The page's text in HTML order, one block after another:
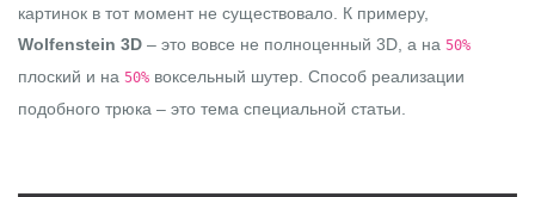
картинок в тот момент не существовало. К примеру,
Wolfenstein 3D – это вовсе не полноценный 3D, а на 50%
плоский и на 50% воксельный шутер. Способ реализации
подобного трюка – это тема специальной статьи.